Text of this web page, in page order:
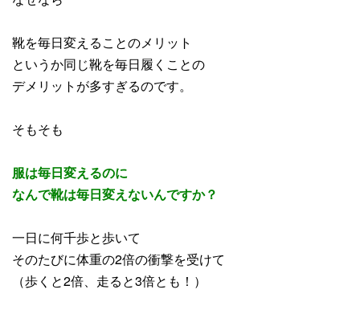
靴を毎日変えることのメリット
というか同じ靴を毎日履くことの
デメリットが多すぎるのです。
そもそも
服は毎日変えるのに
なんで靴は毎日変えないんですか？
一日に何千歩と歩いて
そのたびに体重の2倍の衝撃を受けて
（歩くと2倍、走ると3倍とも！）